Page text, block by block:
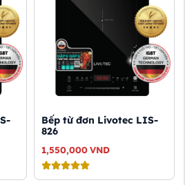
Bếp từ đơn Livotec LIS-
826
1,550,000VND